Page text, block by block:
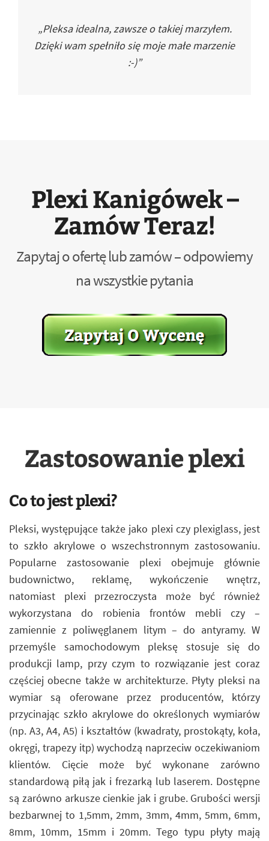
„Pleksa idealna, zawsze o takiej marzyłem.
Dzięki wam spełniło się moje małe marzenie
:-)”
Plexi Kanigówek –
Zamów Teraz!
Zapytaj o ofertę lub zamów – odpowiemy
na wszystkie pytania
Zastosowanie plexi
Co to jest plexi?
Pleksi, występujące także jako plexi czy plexiglass, jest
to szkło akrylowe o wszechstronnym zastosowaniu.
Popularne zastosowanie plexi obejmuje głównie
budownictwo, reklamę, wykończenie wnętrz,
natomiast plexi przezroczysta może być również
wykorzystana do robienia frontów mebli czy –
zamiennie z poliwęglanem litym – do antyramy. W
przemyśle samochodowym pleksę stosuje się do
produkcji lamp, przy czym to rozwiązanie jest coraz
częściej obecne także w architekturze. Płyty pleksi na
wymiar są oferowane przez producentów, którzy
przycinając szkło akrylowe do określonych wymiarów
(np. A3, A4, A5) i kształtów (kwadraty, prostokąty, koła,
okręgi, trapezy itp) wychodzą naprzeciw oczekiwaniom
klientów. Cięcie może być wykonane zarówno
standardową piłą jak i frezarką lub laserem. Dostępne
są zarówno arkusze cienkie jak i grube. Grubości wersji
bezbarwnej to 1,5mm, 2mm, 3mm, 4mm, 5mm, 6mm,
8mm, 10mm, 15mm i 20mm. Tego typu płyty mają